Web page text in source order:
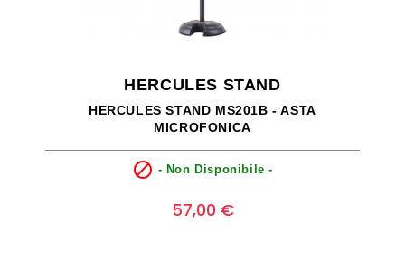
HERCULES STAND
HERCULES STAND MS201B - ASTA
MICROFONICA
 - Non Disponibile -
57,00 €